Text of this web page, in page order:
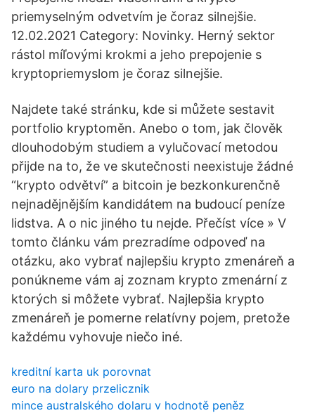
priemyselným odvetvím je čoraz silnejšie.
12.02.2021 Category: Novinky. Herný sektor
rástol míľovými krokmi a jeho prepojenie s
kryptopriemyslom je čoraz silnejšie.
Najdete také stránku, kde si můžete sestavit
portfolio kryptoměn. Anebo o tom, jak člověk
dlouhodobým studiem a vylučovací metodou
přijde na to, že ve skutečnosti neexistuje žádné
“krypto odvětví” a bitcoin je bezkonkurenčně
nejnadějnějším kandidátem na budoucí peníze
lidstva. A o nic jiného tu nejde. Přečíst více » V
tomto článku vám prezradíme odpoveď na
otázku, ako vybrať najlepšiu krypto zmenáreň a
ponúkneme vám aj zoznam krypto zmenární z
ktorých si môžete vybrať. Najlepšia krypto
zmenáreň je pomerne relatívny pojem, pretože
každému vyhovuje niečo iné.
kreditní karta uk porovnat
euro na dolary przelicznik
mince australského dolaru v hodnotě peněz